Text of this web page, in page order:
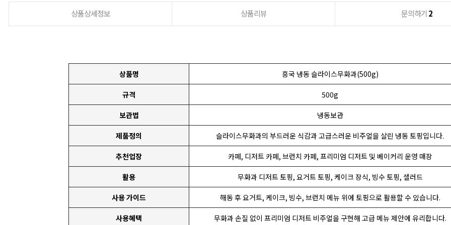
상품상세정보 상품리뷰 문의하기 2
상품명 흥국 냉동 슬라이스무화과(500g)
규격 500g
보관법 냉동보관
제품정의 슬라이스무화과의 부드러운 식감과 고급스러운 비주얼을 살린 냉동 토핑입니다.
추천업장 카페, 디저트 카페, 브런치 카페, 프리미엄 디저트 및 베이커리 운영 매장
활용 무화과 디저트 토핑, 요거트 토핑, 케이크 장식, 빙수 토핑, 샐러드
사용 가이드 해동 후 요거트, 케이크, 빙수, 브런치 메뉴 위에 토핑으로 활용할 수 있습니다.
사용혜택 무화과 손질 없이 프리미엄 디저트 비주얼을 구현해 고급 메뉴 제안에 유리합니다.